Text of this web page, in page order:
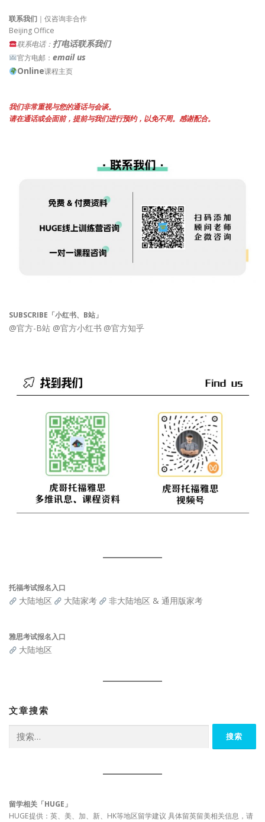
联系我们 ｜仅咨询非合作
Beijing Office
联系电话： 打电话联系我们
官方电邮： email us
Online课程主页
我们非常重视与您的通话与会谈。
请在通话或会面前，提前与我们进行预约，以免不周。感谢配合。
SUBSCRIBE「小红书、B站」
@官方-B站 @官方小红书 @官方知乎
托福考试报名入口
大陆地区 大陆家考 非大陆地区 & 通用版家考
雅思考试报名入口
大陆地区
文章搜索
索：
留学相关「HUGE」
HUGE提供：英、美、加、新、HK等地区留学建议 具体留英留美相关信息，请